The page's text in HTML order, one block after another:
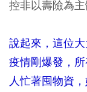
控非以壽險為主
說起來，這位
疫情剛爆發，
人忙著囤物資